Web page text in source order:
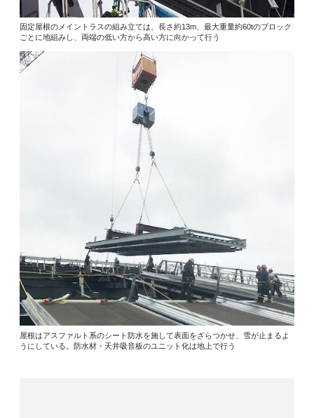
固定屋根のメイントラスの組み立ては、長さ約13m、最大重量約60tのブロック
ごとに地組みし、両端の低い方から高い方に向かって行う
屋根はアスファルト系のシート防水を施して表面をざらつかせ、雪が止まるよ
うにしている。防水材・天井吸音板のユニット化は地上で行う